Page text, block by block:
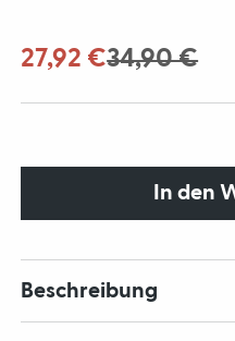
27,92 €34,90 €
In den
Beschreibung